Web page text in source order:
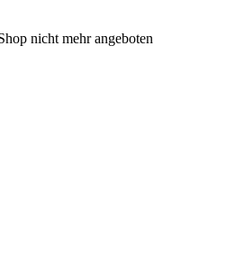
nicht mehr angeboten